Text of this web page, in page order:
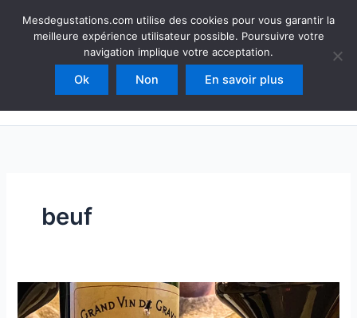
Mesdegustations
Dégustations, accords & autour du vin
Rechercher
beuf
Mesdegustations.com utilise des cookies pour vous garantir la
meilleure expérience utilisateur possible. Poursuivre votre
navigation implique votre acceptation.
Ok Non En savoir plus